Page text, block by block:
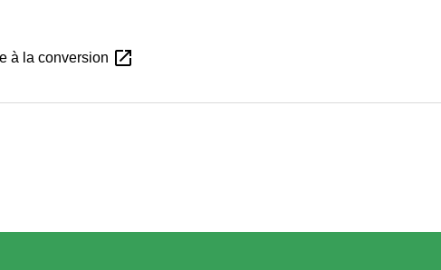
à la conversion open_in_new